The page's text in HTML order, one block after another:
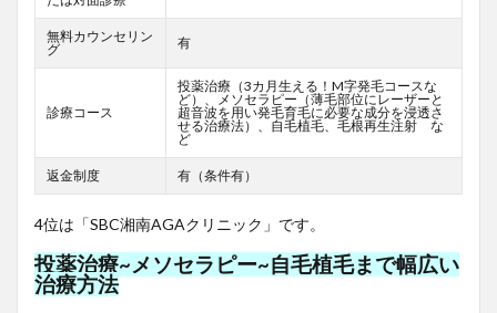
無料カウンセリン
グ
有
診療コース
投薬治療（3カ月生える！M字発毛コースな
ど）、メソセラピー（薄毛部位にレーザーと
超音波を用い発毛育毛に必要な成分を浸透さ
せる治療法）、自毛植毛、毛根再生注射 な
ど
返金制度 有（条件有）
4位は「SBC湘南AGAクリニック」です。
投薬治療~メソセラピー~自毛植毛まで幅広い
治療方法